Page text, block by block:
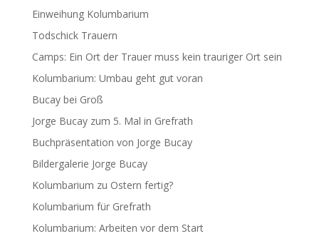
Einweihung Kolumbarium
Todschick Trauern
Camps: Ein Ort der Trauer muss kein trauriger Ort sein
Kolumbarium: Umbau geht gut voran
Bucay bei Groß
Jorge Bucay zum 5. Mal in Grefrath
Buchpräsentation von Jorge Bucay
Bildergalerie Jorge Bucay
Kolumbarium zu Ostern fertig?
Kolumbarium für Grefrath
Kolumbarium: Arbeiten vor dem Start